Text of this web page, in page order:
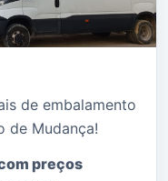
de embalamento
de Mudança!
preços